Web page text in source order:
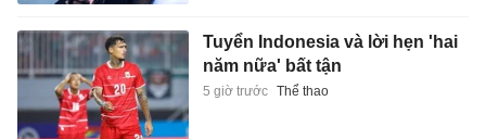
Tuyển Indonesia và lời hẹn 'hai
năm nữa' bất tận
5 giờ trước Thể thao